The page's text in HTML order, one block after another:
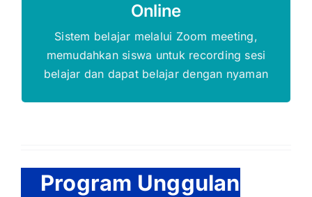
Online
Sistem belajar melalui Zoom meeting,
memudahkan siswa untuk recording sesi
belajar dan dapat belajar dengan nyaman
DAFTAR SEKARANG
Program Unggulan